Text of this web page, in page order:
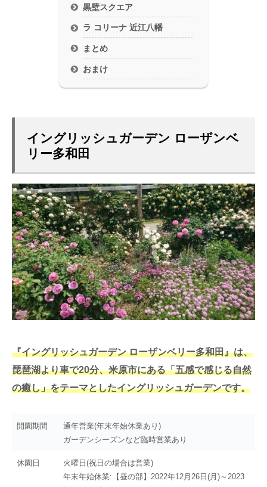
黒壁スクエア
ラ コリーナ 近江八幡
まとめ
おまけ
イングリッシュガーデン ローザンベ
リー多和田
『イングリッシュガーデン ローザンベリー多和田』は、
琵琶湖より車で20分、米原市にある「五感で感じる自然
の癒し」をテーマとしたイングリッシュガーデンです。
開園期間
通年営業(年末年始休業あり)
ガーデンシーズンなど臨時営業あり
休園日
火曜日(祝日の場合は営業)
年末年始休業:【昼の部】2022年12月26日(月)～2023